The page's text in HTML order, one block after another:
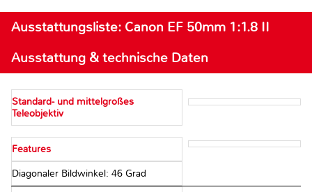
Ausstattungsliste: Canon EF 50mm 1:1.8 II
Ausstattung & technische Daten
Standard- und mittelgroßes
Teleobjektiv
Features
Diagonaler Bildwinkel: 46 Grad